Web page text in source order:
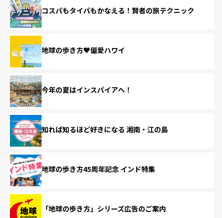
コスパもタイパもかなえる！賢者の旅テクニック
地球の歩き方♥偏愛ハワイ
今年の夏はインスパイアへ！
知れば知るほど好きになる 湘南・江の島
地球の歩き方45周年記念 インド特集
「地球の歩き方」シリーズ広告のご案内